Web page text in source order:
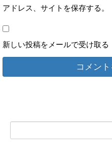
アドレス、サイトを保存する。
新しい投稿をメールで受け取る
索: